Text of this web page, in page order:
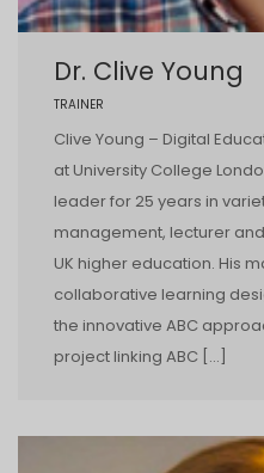
Dr. Clive Young
TRAINER
Clive Young – Digital
at University College
leader for 25 years in
management, lecturer
UK higher education. His
collaborative learning
the innovative ABC
project linking ABC […]